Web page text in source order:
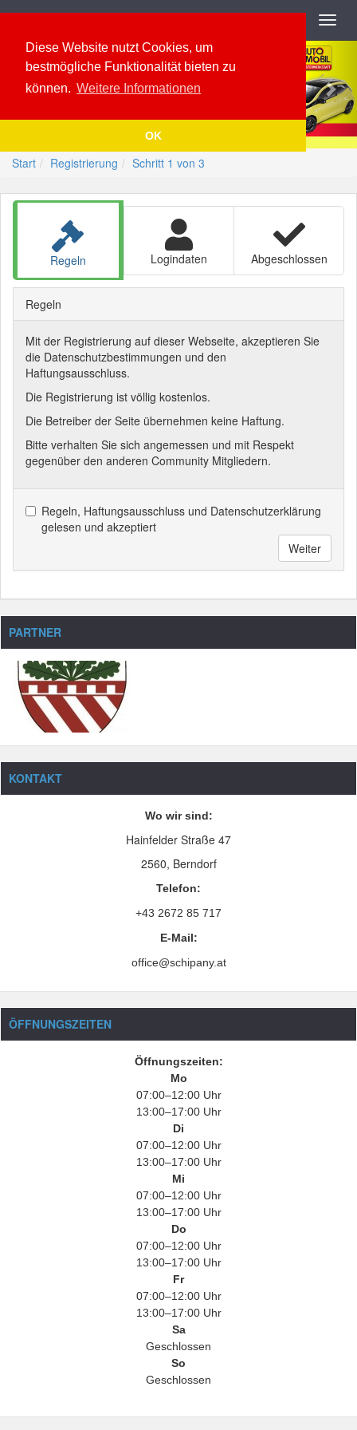
Diese Website nutzt Cookies, um
bestmögliche Funktionalität bieten zu
können. Weitere Informationen
OK
Navigation
Previous
Start Registrierung Schritt 1 von 3
Regeln Logindaten Abgeschlossen
Regeln
Mit der Registrierung auf dieser Webseite, akzeptieren Sie
die Datenschutzbestimmungen und den
Haftungsausschluss.
Die Registrierung ist völlig kostenlos.
Die Betreiber der Seite übernehmen keine Haftung.
Bitte verhalten Sie sich angemessen und mit Respekt
gegenüber den anderen Community Mitgliedern.
Regeln, Haftungsausschluss und Datenschutzerklärung
gelesen und akzeptiert
Weiter
PARTNER
KONTAKT
Wo wir sind:
Hainfelder Straße 47
2560, Berndorf
Telefon:
+43 2672 85 717
E-Mail:
office@schipany.at
ÖFFNUNGSZEITEN
Öffnungszeiten:
Mo
07:00–12:00 Uhr
13:00–17:00 Uhr
Di
07:00–12:00 Uhr
13:00–17:00 Uhr
Mi
07:00–12:00 Uhr
13:00–17:00 Uhr
Do
07:00–12:00 Uhr
13:00–17:00 Uhr
Fr
07:00–12:00 Uhr
13:00–17:00 Uhr
Sa
Geschlossen
So
Geschlossen